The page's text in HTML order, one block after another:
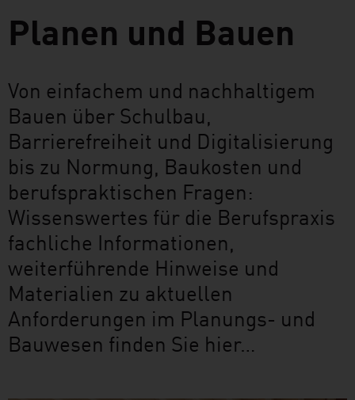
Planen und Bauen
Von einfachem und nachhaltigem
Bauen über Schulbau,
Barrierefreiheit und Digitalisierung
bis zu Normung, Baukosten und
berufspraktischen Fragen:
Wissenswertes für die Berufspraxis
fachliche Informationen,
weiterführende Hinweise und
Materialien zu aktuellen
Anforderungen im Planungs- und
Bauwesen finden Sie hier…